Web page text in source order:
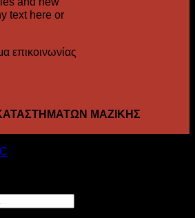
text here or
επικοινωνίας
ΜΑΖΙΚΗΣ